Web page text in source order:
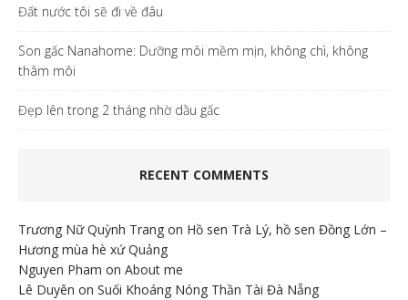
Đất nước tôi sẽ đi về đâu
Son gấc Nanahome: Dưỡng môi mềm mịn, không chì, không
thâm môi
Đẹp lên trong 2 tháng nhờ dầu gấc
RECENT COMMENTS
Trương Nữ Quỳnh Trang on Hồ sen Trà Lý, hồ sen Đồng Lớn –
Hương mùa hè xứ Quảng
Nguyen Pham on About me
Lê Duyên on Suối Khoáng Nóng Thần Tài Đà Nẵng